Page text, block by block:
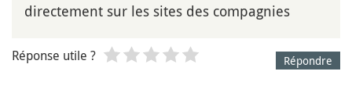
directement sur les sites des compagnies
Répondre
Réponse utile ?